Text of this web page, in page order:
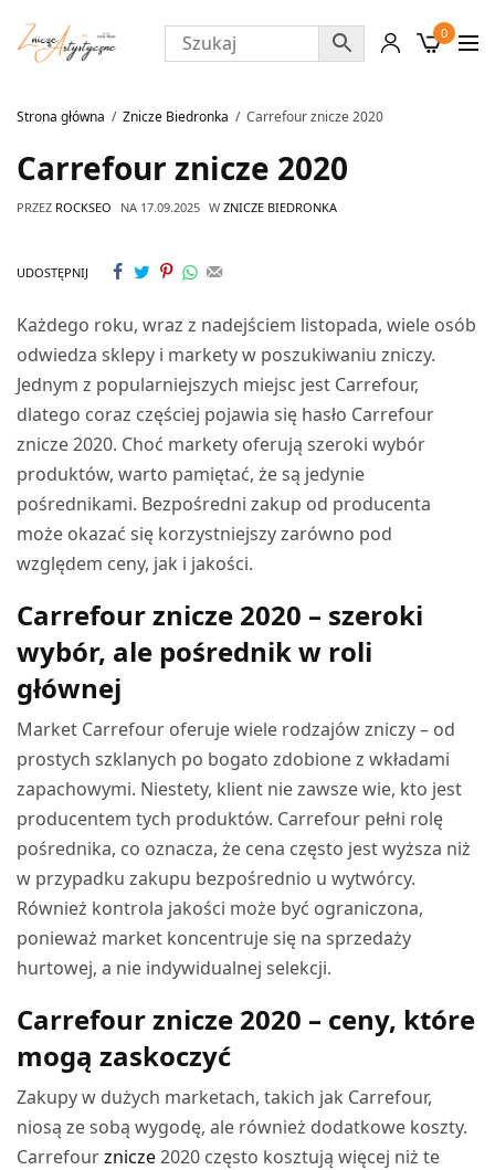
0
Strona główna Znicze Biedronka Carrefour znicze 2020
Carrefour znicze 2020
PRZEZ ROCKSEO NA 17.09.2025 W ZNICZE BIEDRONKA
UDOSTĘPNIJ
Każdego roku, wraz z nadejściem listopada, wiele osób
odwiedza sklepy i markety w poszukiwaniu zniczy.
Jednym z popularniejszych miejsc jest Carrefour,
dlatego coraz częściej pojawia się hasło Carrefour
znicze 2020. Choć markety oferują szeroki wybór
produktów, warto pamiętać, że są jedynie
pośrednikami. Bezpośredni zakup od producenta
może okazać się korzystniejszy zarówno pod
względem ceny, jak i jakości.
Carrefour znicze 2020 – szeroki
wybór, ale pośrednik w roli
głównej
Market Carrefour oferuje wiele rodzajów zniczy – od
prostych szklanych po bogato zdobione z wkładami
zapachowymi. Niestety, klient nie zawsze wie, kto jest
producentem tych produktów. Carrefour pełni rolę
pośrednika, co oznacza, że cena często jest wyższa niż
w przypadku zakupu bezpośrednio u wytwórcy.
Również kontrola jakości może być ograniczona,
ponieważ market koncentruje się na sprzedaży
hurtowej, a nie indywidualnej selekcji.
Carrefour znicze 2020 – ceny, które
mogą zaskoczyć
Zakupy w dużych marketach, takich jak Carrefour,
niosą ze sobą wygodę, ale również dodatkowe koszty.
Carrefourznicze2020 często kosztują więcej niż te